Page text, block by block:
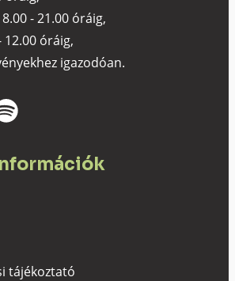
- 21.00 óráig,
óráig,
igazodóan.
tájékoztató